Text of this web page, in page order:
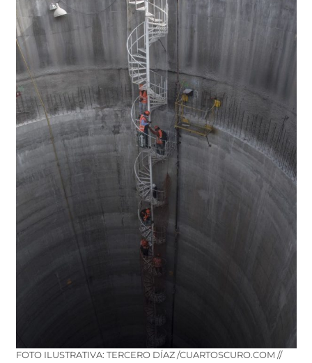
FOTO ILUSTRATIVA: TERCERO DÍAZ /CUARTOSCURO.COM //